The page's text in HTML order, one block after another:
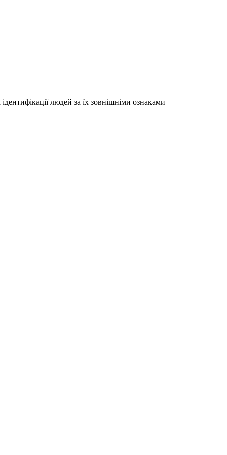
людей за їх зовнішніми ознаками